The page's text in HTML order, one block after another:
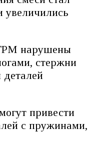
увеличились
нарушены
стержни
деталей
привести
с пружинами,